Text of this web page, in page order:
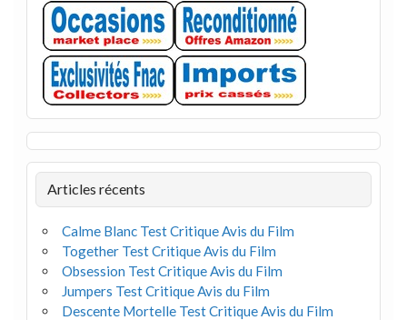
Articles récents
Calme Blanc Test Critique Avis du Film
Together Test Critique Avis du Film
Obsession Test Critique Avis du Film
Jumpers Test Critique Avis du Film
Descente Mortelle Test Critique Avis du Film